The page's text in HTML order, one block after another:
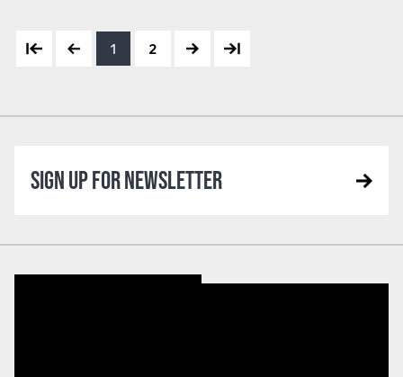
1 2
SIGN UP FOR NEWSLETTER